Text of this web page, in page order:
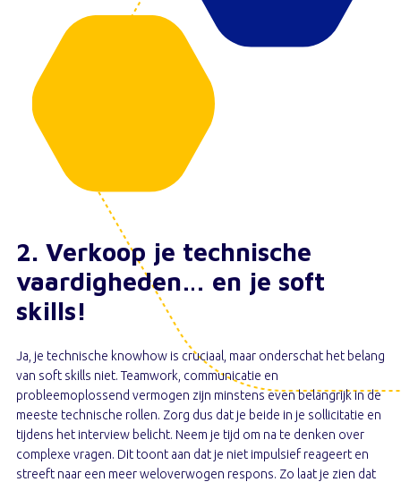
2. Verkoop je technische
vaardigheden… en je soft
skills!
Ja, je technische knowhow is cruciaal, maar onderschat het belang
van soft skills niet. Teamwork, communicatie en
probleemoplossend vermogen zijn minstens even belangrijk in de
meeste technische rollen. Zorg dus dat je beide in je sollicitatie en
tijdens het interview belicht. Neem je tijd om na te denken over
complexe vragen. Dit toont aan dat je niet impulsief reageert en
streeft naar een meer weloverwogen respons. Zo laat je zien dat